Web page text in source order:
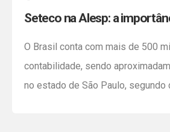
Seteco na Alesp: a
O Brasil conta com mais de 500
contabilidade, sendo
no estado de São Paulo, segundo